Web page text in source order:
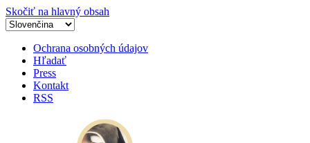
Skočiť na hlavný obsah
Ochrana osobných údajov
Hľadať
Press
Kontakt
RSS